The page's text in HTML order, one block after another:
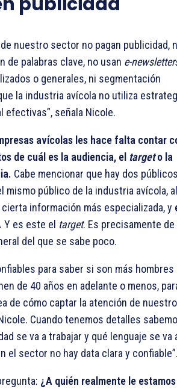
nuestro sector no pagan publicidad,
de palabras clave, no usan e-
o generales, ni segmentación
la industria avícola no utiliza
efectivas”, señala Nicole.
avícolas les hace falta contar
de cuál es la audiencia, el targeto la
Cabe mencionar que hay dos
mismo público de la industria avícola, al
información más especializada, y
Y es este el target. Es precisamente de
del que se sabe poco.
para saber si son más hombres
de 40 años en adelante o menos,
de cómo captar la atención de nuestro
Cuando tenemos detalles
se va a trabajar y qué lenguaje se va
el sector no hay data clara y
¿A quién realmente le estamos